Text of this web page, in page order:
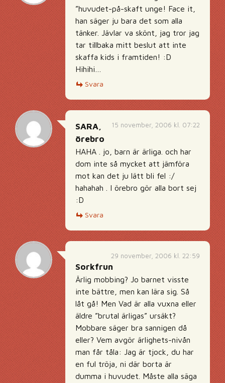
”huvudet-på-skaft unge! Face it,
han säger ju bara det som alla
tänker. Jävlar va skönt, jag tror jag
tar tillbaka mitt beslut att inte
skaffa kids i framtiden! :D
Hihihi…
Svara
15 november, 2006 kl. 07:22
SARA,
örebro
HAHA . jo, barn är ärliga. och har
dom inte så mycket att jämföra
mot kan det ju lätt bli fel :/
hahahah . I örebro gör alla bort sej
:D
Svara
29 november, 2006 kl. 22:59
Sorkfrun
Ärlig mobbing? Jo barnet visste
inte bättre, men kan lära sig. Så
låt gå! Men Vad är alla vuxna eller
äldre ”brutal ärligas” ursäkt?
Mobbare säger bra sannigen då
eller? Vem avgör ärlighets-nivån
man får tåla: Jag är tjock, du har
en ful tröja, ni där borta är
dumma i huvudet. Måste alla säga